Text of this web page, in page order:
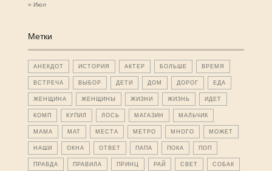
« Июл
Метки
АНЕКДОТ ИСТОРИЯ АКТЕР БОЛЬШЕ ВРЕМЯ
ВСТРЕЧА ВЫБОР ДЕТИ ДОМ ДОРОГ ЕДА
ЖЕНЩИНА ЖЕНЩИНЫ ЖИЗНИ ЖИЗНЬ ИДЕТ
КОМП КУПИЛ ЛОСЬ МАГАЗИН МАЛЬЧИК
МАМА МАТ МЕСТА МЕТРО МНОГО МОЖЕТ
НАШИ ОКНА ОТВЕТ ПАПА ПОКА ПОП
ПРАВДА ПРАВИЛА ПРИНЦ РАЙ СВЕТ СОБАК